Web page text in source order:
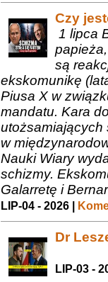
Czy
1 lipca
są
ekskomunikę
Piusa X w
mandatu. Kara
utożsamiających
w
Nauki Wiary
schizmy.
Galarretę i
LIP-04 - 2026 |
Dr
LIP-03 -